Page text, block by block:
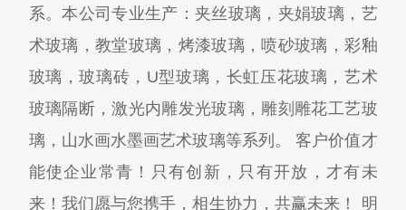
系。本公司专业生产：夹丝玻璃，夹娟玻璃，艺
术玻璃，教堂玻璃，烤漆玻璃，喷砂玻璃，彩釉
玻璃，玻璃砖，U型玻璃，长虹压花玻璃，艺术
玻璃隔断，激光内雕发光玻璃，雕刻雕花工艺玻
璃，山水画水墨画艺术玻璃等系列。 客户价值才
能使企业常青！只有创新，只有开放，才有未
来！我们愿与您携手，相生协力，共赢未来！ 明